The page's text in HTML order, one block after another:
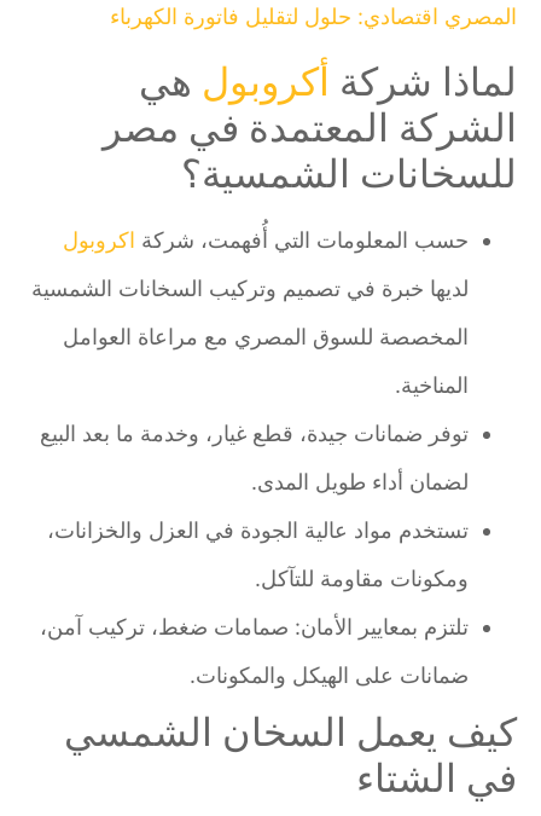
المصري اقتصادي: حلول لتقليل فاتورة الكهرباء
لماذا شركةأكروبول هي
الشركة المعتمدة في مصر
للسخانات الشمسية؟
حسب المعلومات التي أُفهمت، شركةاكروبول
لديها خبرة في تصميم وتركيب السخانات الشمسية
المخصصة للسوق المصري مع مراعاة العوامل
المناخية.
توفر ضمانات جيدة، قطع غيار، وخدمة ما بعد البيع
لضمان أداء طويل المدى.
تستخدم مواد عالية الجودة في العزل والخزانات،
ومكونات مقاومة للتآكل.
تلتزم بمعايير الأمان: صمامات ضغط، تركيب آمن،
ضمانات على الهيكل والمكونات.
كيف يعمل السخان الشمسي
في الشتاء